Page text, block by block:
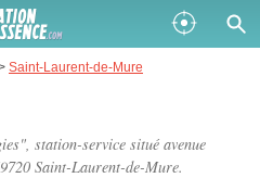
Saint-Laurent-de-Mure
station-service situé avenue
Saint-Laurent-de-Mure.